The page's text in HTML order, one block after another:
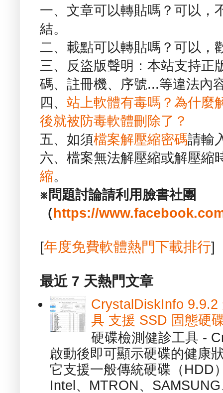
一、文章可以轉貼嗎？可以，
結。
二、載點可以轉貼嗎？可以，
三、反盜版聲明：本站支持正
碼、註冊機、序號...等違法內
四、 站上軟體有毒嗎？為什麼
後就被防毒軟體刪除了？
五、如須檔案解壓縮密碼請輸
六、檔案無法解壓縮或解壓縮
縮。
※問題討論請利用臉書社團
（ https://
[年度免費軟體熱門下載排行]
最近 7 天熱門文章
CrystalDiskInfo 9.9.2
具 支援 SSD 固態硬
硬碟檢測健診工具 -
啟動後即可顯示硬碟的健康
它支援一般傳統硬碟（HDD
Intel、MTRON、